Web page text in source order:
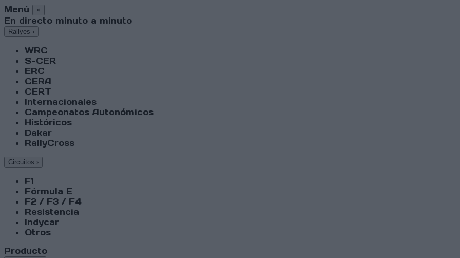
Menú ×
En directo minuto a minuto
Rallyes ›
WRC
S-CER
ERC
CERA
CERT
Internacionales
Campeonatos Autonómicos
Históricos
Dakar
RallyCross
Circuitos ›
F1
Fórmula E
F2 / F3 / F4
Resistencia
Indycar
Otros
Producto